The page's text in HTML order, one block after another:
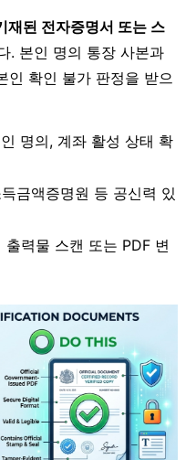
재된 전자증명서 또는 스
. 본인 명의 통장 사본과
인 확인 불가 판정을 받으
명의, 계좌 활성 상태 확
금액증명원 등 공신력 있
출력물 스캔 또는 PDF 변